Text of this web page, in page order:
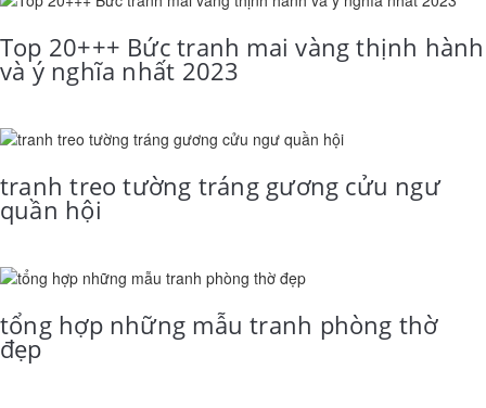
Top 20+++ Bức tranh mai vàng thịnh hành
và ý nghĩa nhất 2023
tranh treo tường tráng gương cửu ngư
quần hội
tổng hợp những mẫu tranh phòng thờ
đẹp